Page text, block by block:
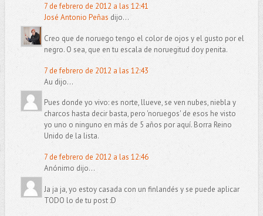
7 de febrero de 2012 a las 12:41
José Antonio Peñas dijo...
Creo que de noruego tengo el color de ojos y el gusto por el
negro. O sea, que en tu escala de noruegitud doy penita.
7 de febrero de 2012 a las 12:43
Au dijo...
Pues donde yo vivo: es norte, llueve, se ven nubes, niebla y
charcos hasta decir basta, pero 'noruegos' de esos he visto
yo uno o ninguno en más de 5 años por aquí. Borra Reino
Unido de la lista.
7 de febrero de 2012 a las 12:46
Anónimo dijo...
Ja ja ja, yo estoy casada con un finlandés y se puede aplicar
TODO lo de tu post :D